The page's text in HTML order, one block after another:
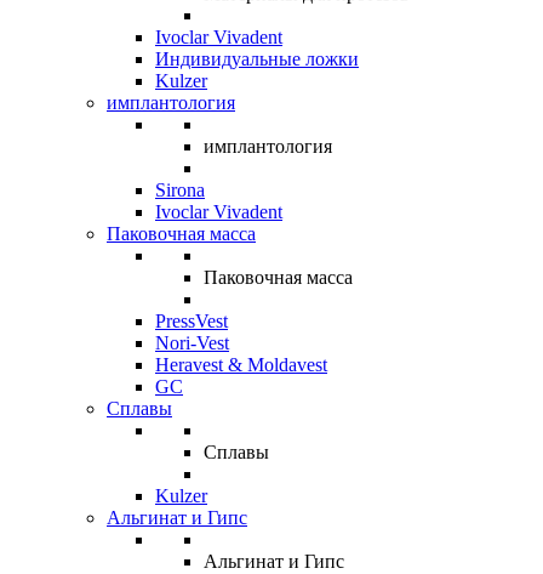
Ivoclar Vivadent
Индивидуальные ложки
Kulzer
имплантология
имплантология
Sirona
Ivoclar Vivadent
Паковочная масса
Паковочная масса
PressVest
Nori-Vest
Heravest & Moldavest
GC
Сплавы
Сплавы
Kulzer
Альгинат и Гипс
Альгинат и Гипс